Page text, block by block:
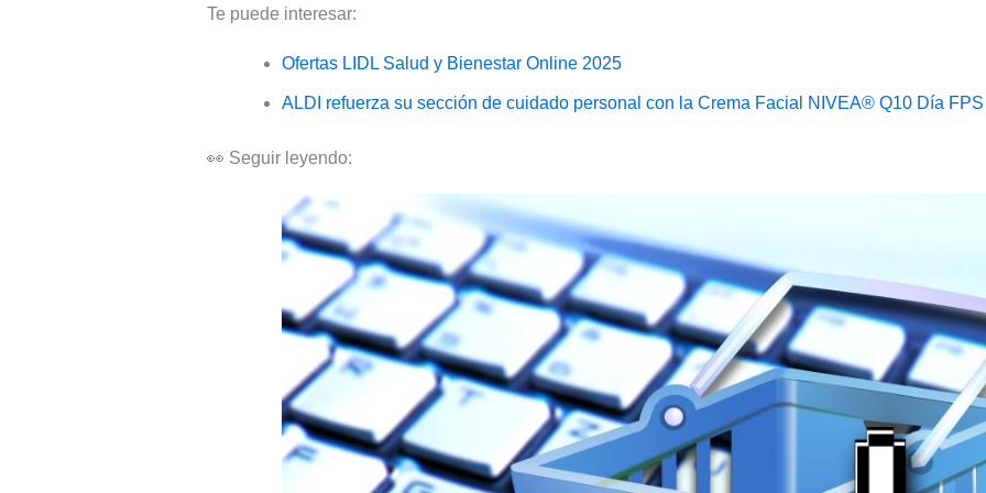
Te puede interesar:
Ofertas LIDL Salud y Bienestar Online 2025
ALDI refuerza su sección de cuidado personal con la Crema Facial NIVEA® Q10 Día
👀 Seguir leyendo: